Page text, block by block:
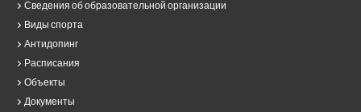
Сведения об образовательной организации
Виды спорта
Антидопинг
Расписания
Объекты
Документы